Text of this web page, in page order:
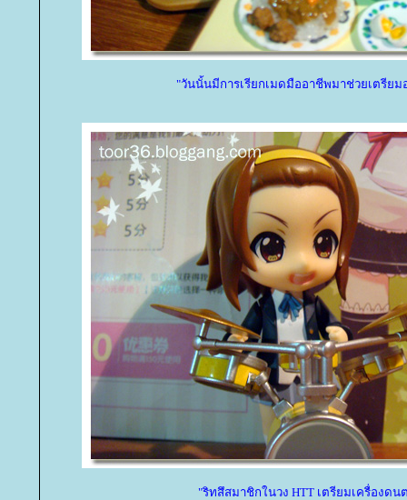
"วันนั้นมีการเรียกเมดมืออาชีพมาช่วยเตรียม
"ริทสึสมาชิกในวง HTT เตรียมเครื่องดน